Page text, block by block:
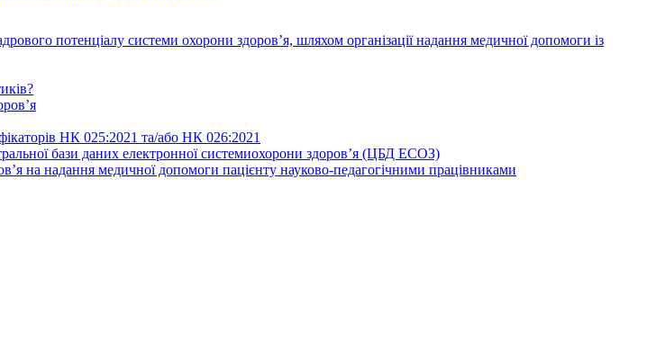
потенціалу системи охорони здоров’я, шляхом організації надання медичної допомоги із
НК 025:2021 та/або НК 026:2021
бази даних електронної системиохорони здоров’я (ЦБД ЕСОЗ)
на надання медичної допомоги пацієнту науково-педагогічними працівниками